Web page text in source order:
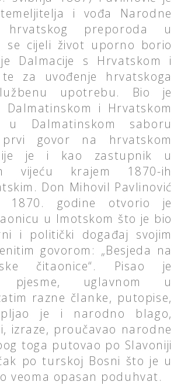
i vođa Narodne
preporoda u
se cijeli život uporno borio
Dalmacije s Hrvatskom i
te za uvođenje hrvatskoga
upotrebu. Bio je
i Hrvatskom
Dalmatinskom saboru
govor na hrvatskom
je i kao zastupnik u
vijeću krajem 1870-ih
Don Mihovil Pavlinović
1870. godine otvorio je
u Imotskom što je bio
i politički događaj svojim
govorom: „Besjeda na
čitaonice“. Pisao je
pjesme, uglavnom u
razne članke, putopise,
je i narodno blago,
izraze, proučavao narodne
toga putovao po Slavoniji
po turskoj Bosni što je u
veoma opasan poduhvat.